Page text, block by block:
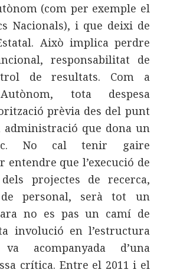
(com per exemple el
Nacionals), i que deixi de
Això implica perdre
responsabilitat de
de resultats. Com a
tota despesa
prèvia des del punt
administració que dona un
No cal tenir gaire
entendre que l’execució de
projectes de recerca,
personal, serà tot un
no es pas un camí de
involució en l’estructura
acompanyada d’una
crítica. Entre el 2011 i el